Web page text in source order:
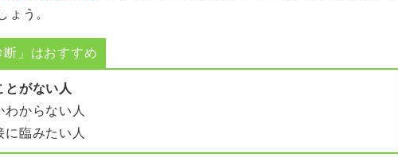
ょう。
」はおすすめ
とがない人
わからない人
に臨みたい人